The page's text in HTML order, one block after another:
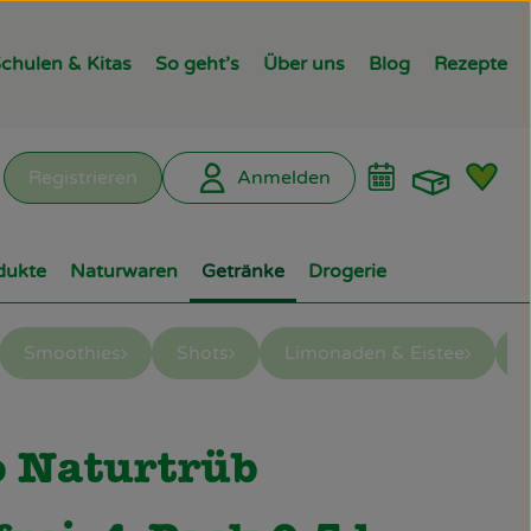
& Kitas So geht’s Über uns Blog Rezepte
Registrieren Anmelden
Naturwaren Getränke Drogerie
Smoothies Shots Limonaden & Eistee
Naturtrüb